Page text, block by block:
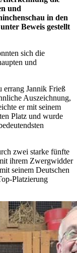
und
in den
Beweis gestellt
sich die
und
Jannik Frieß
Auszeichnung,
er mit seinem
Platz und wurde
zwei starke fünfte
ihrem Zwergwidder
seinem Deutschen
Platzierung